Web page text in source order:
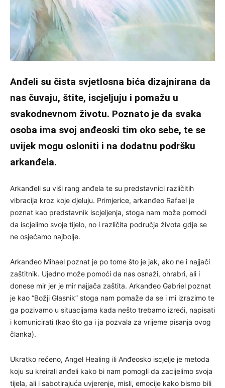
Anđeli su čista svjetlosna bića dizajnirana da
nas čuvaju, štite, iscjeljuju i pomažu u
svakodnevnom životu. Poznato je da svaka
osoba ima svoj anđeoski tim oko sebe, te se
uvijek mogu osloniti i na dodatnu podršku
arkanđela.
Arkanđeli su viši rang anđela te su predstavnici različitih
vibracija kroz koje djeluju. Primjerice, arkanđeo Rafael je
poznat kao predstavnik iscjeljenja, stoga nam može pomoći
da iscjelimo svoje tijelo, no i različita područja života gdje se
ne osjećamo najbolje.
Arkanđeo Mihael poznat je po tome što je jak, ako ne i najjači
zaštitnik. Ujedno može pomoći da nas osnaži, ohrabri, ali i
donese mir jer je mir najjača zaštita. Arkanđeo Gabriel poznat
je kao “Božji Glasnik” stoga nam pomaže da se i mi izrazimo te
ga pozivamo u situacijama kada nešto trebamo izreći, napisati
i komunicirati (kao što ga i ja pozvala za vrijeme pisanja ovog
članka).
Ukratko rečeno, Angel Healing ili Anđeosko iscjelje je metoda
koju su kreirali anđeli kako bi nam pomogli da zacijelimo svoja
tijela, ali i sabotirajuća uvjerenje, misli, emocije kako bismo bili